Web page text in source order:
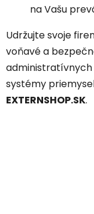
na Vašu
Udržujte svoje
voňavé a
systémy
EXTERNSHOP.SK.